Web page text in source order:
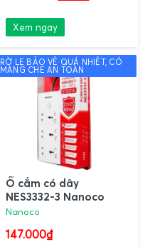
Xem ngay
RỜ LE BẢO VỆ QUÁ NHIỆT, CÓ
MÀNG CHE AN TOÀN
Ổ cắm có dây
NES3332-3 Nanoco
Nanoco
147.000₫